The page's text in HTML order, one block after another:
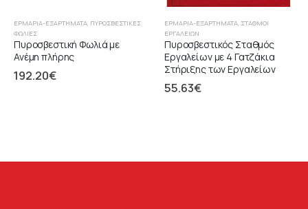
ΕΡΜΆΡΙΑ-ΕΞΑΡΤΉΜΑΤΑ ΠΥΡΟΣΒΕΣΤΙΚΈΣ
ΦΩΛΙΈΣ
Πυροσβεστική Φωλιά με
Ανέμη πλήρης
192.20€
ΕΡΜΆΡΙΑ-ΕΞΑΡΤΉΜΑΤΑ ΣΤΑΘΜΟΊ
ΕΡΓΑΛΕΙΏΝ
Πυροσβεστικός Σταθμός
Εργαλείων με 4 Γατζάκια
Στήριξης των Εργαλείων
55.63€